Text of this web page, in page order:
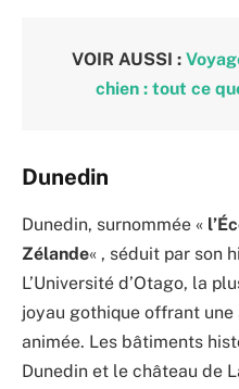
VOIR AUSSI :
chien : tout ce
Dunedin
Dunedin, surnommée «
Zélande« , séduit par son
L’Université d’Otago, la
joyau gothique offrant
animée. Les bâtiments
Dunedin et le château de